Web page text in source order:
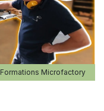
Formations Microfactory